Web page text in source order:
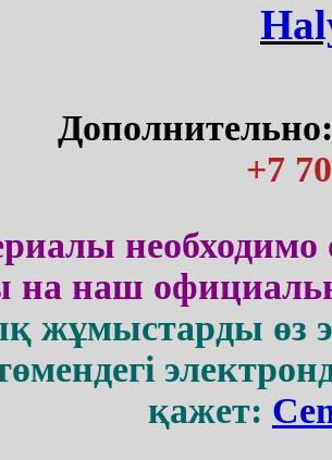
+7
необходимо
на наш
жұмыстарды өз
қажет: